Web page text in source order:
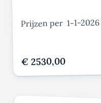
Prijzen per 1-1-2026
€ 2530,00